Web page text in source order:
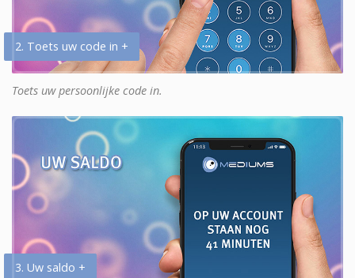
2. Toets uw code in +
Toets uw persoonlijke code in.
3. Uw saldo +